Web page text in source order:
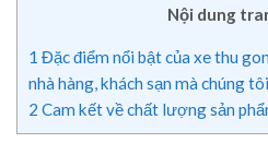
Nội dung
1 Đặc điểm nổi bật của xe thu
nhà hàng, khách sạn mà chúng
2 Cam kết về chất lượng sản